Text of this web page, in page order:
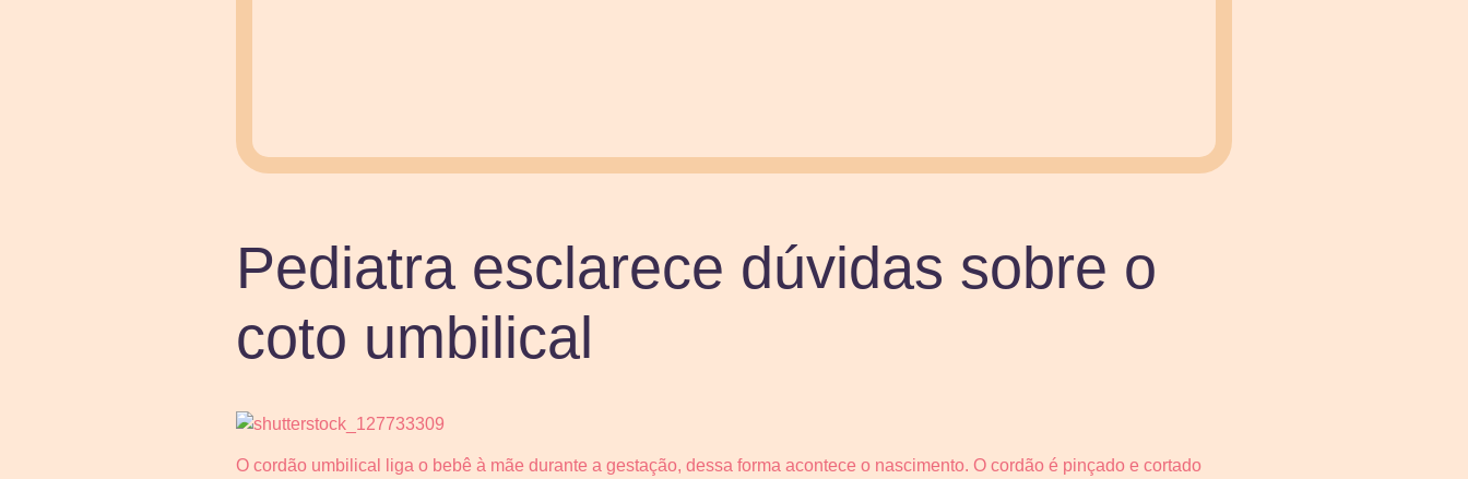
Pediatra esclarece dúvidas sobre o
coto umbilical
O cordão umbilical liga o bebê à mãe durante a gestação, dessa forma acontece o nascimento. O cordão é pinçado e cortado